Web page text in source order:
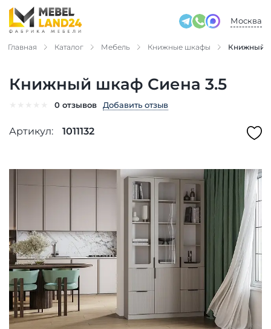
Москва
Главная Каталог Мебель Книжные шкафы Книжный
Книжный шкаф Сиена 3.5
0 отзывов Добавить отзыв
Артикул: 1011132